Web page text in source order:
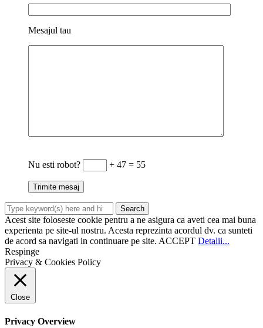
Mesajul tau
Nu esti robot? + 47 = 55
Acest site foloseste cookie pentru a ne asigura ca aveti cea mai buna
experienta pe site-ul nostru. Acesta reprezinta acordul dv. ca sunteti
de acord sa navigati in continuare pe site. ACCEPT Detalii...
Respinge
Privacy & Cookies Policy
Close
Privacy Overview